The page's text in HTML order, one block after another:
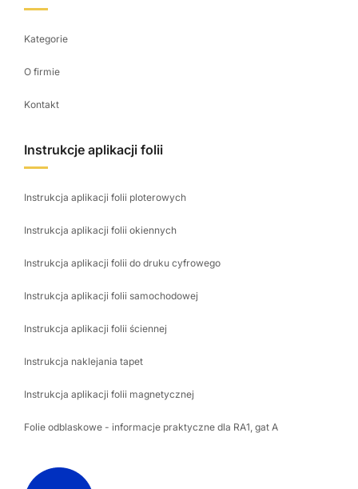
Kategorie
O firmie
Kontakt
Instrukcje aplikacji folii
Instrukcja aplikacji folii ploterowych
Instrukcja aplikacji folii okiennych
Instrukcja aplikacji folii do druku cyfrowego
Instrukcja aplikacji folii samochodowej
Instrukcja aplikacji folii ściennej
Instrukcja naklejania tapet
Instrukcja aplikacji folii magnetycznej
Folie odblaskowe - informacje praktyczne dla RA1, gat A